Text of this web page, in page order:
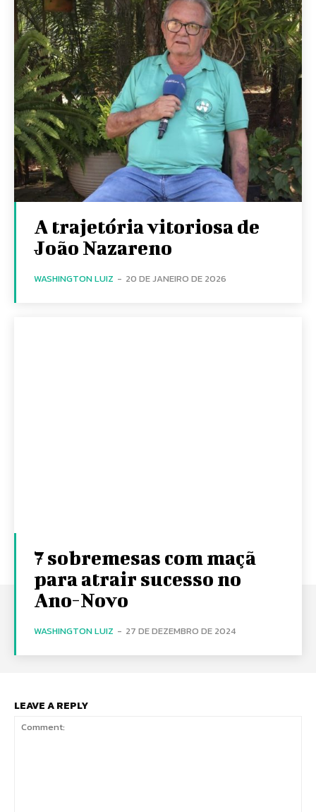
A trajetória vitoriosa de
João Nazareno
WASHINGTON LUIZ - 20 DE JANEIRO DE 2026
7 sobremesas com maçã
para atrair sucesso no
Ano-Novo
WASHINGTON LUIZ - 27 DE DEZEMBRO DE 2024
LEAVE A REPLY